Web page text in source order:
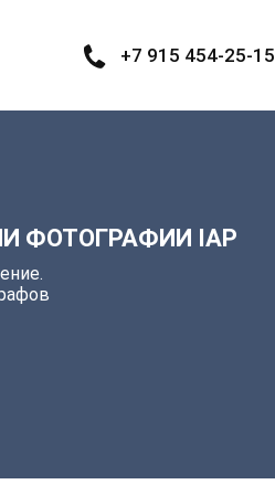
+7 915 454-25-15
ФОТОГРАФИИ IAP